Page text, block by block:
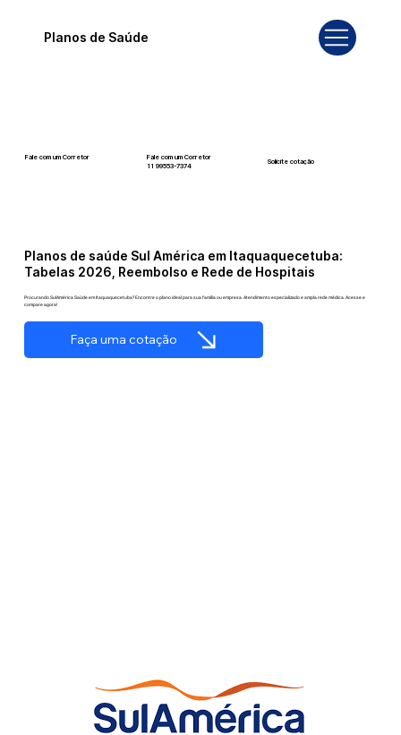
Planos de Saúde
Planos de saúde Sul América em Itaquaquecetuba:
Tabelas 2026, Reembolso e Rede de Hospitais
Procurando SulAmérica Saúde em Itaquaquecetuba? Encontre o plano ideal para sua família ou empresa. Atendimento especializado e ampla rede médica. Acesse e
compare agora!
Faça uma cotação
Fale com um Corretor
Fale com um Corretor
11 99553-7374
Solicite cotação